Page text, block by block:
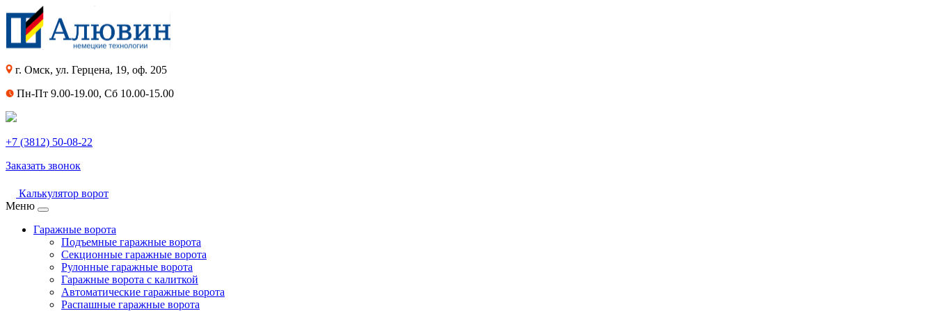
г. Омск, ул. Герцена, 19, оф. 205
Пн-Пт 9.00-19.00, Сб 10.00-15.00
+7 (3812) 50-08-22
Заказать звонок
Калькулятор ворот
Меню
Гаражные ворота
Подъемные гаражные ворота
Секционные гаражные ворота
Рулонные гаражные ворота
Гаражные ворота с калиткой
Автоматические гаражные ворота
Распашные гаражные ворота